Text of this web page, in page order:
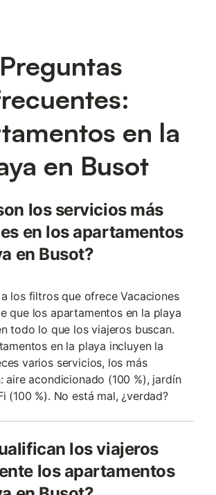
Preguntas
en la
en Busot
los servicios más
en los apartamentos
en Busot?
los filtros que ofrece Vacaciones
que los apartamentos en la playa
todo lo que los viajeros buscan.
en la playa incluyen la
varios servicios, los más
aire acondicionado (100 %), jardín
(100 %). No está mal, ¿verdad?
los viajeros
los apartamentos